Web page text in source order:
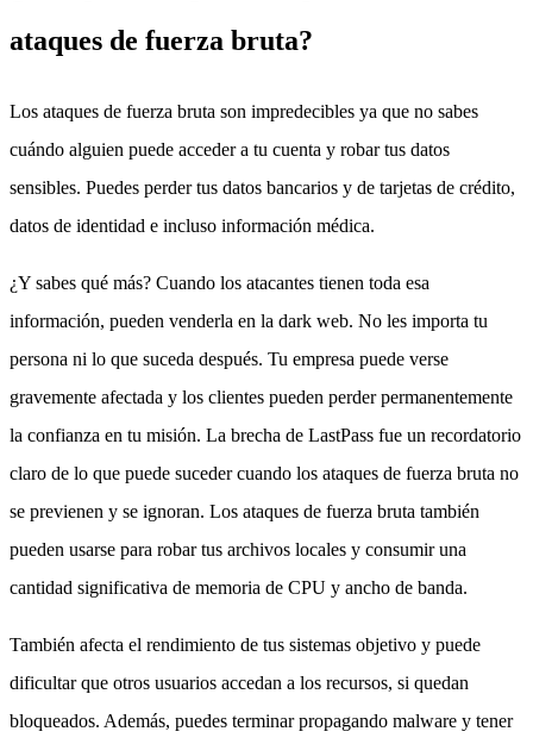
ataques de fuerza bruta?
Los ataques de fuerza bruta son impredecibles ya que no sabes
cuándo alguien puede acceder a tu cuenta y robar tus datos
sensibles. Puedes perder tus datos bancarios y de tarjetas de crédito,
datos de identidad e incluso información médica.
¿Y sabes qué más? Cuando los atacantes tienen toda esa
información, pueden venderla en la dark web. No les importa tu
persona ni lo que suceda después. Tu empresa puede verse
gravemente afectada y los clientes pueden perder permanentemente
la confianza en tu misión. La brecha de LastPass fue un recordatorio
claro de lo que puede suceder cuando los ataques de fuerza bruta no
se previenen y se ignoran. Los ataques de fuerza bruta también
pueden usarse para robar tus archivos locales y consumir una
cantidad significativa de memoria de CPU y ancho de banda.
También afecta el rendimiento de tus sistemas objetivo y puede
dificultar que otros usuarios accedan a los recursos, si quedan
bloqueados. Además, puedes terminar propagando malware y tener